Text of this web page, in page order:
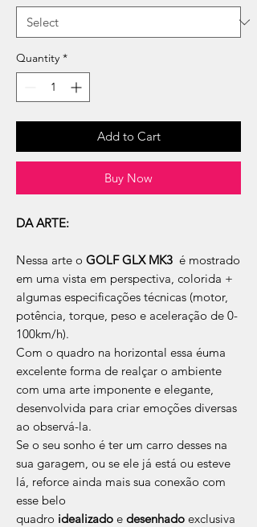
Quantity *
Add to Cart
Buy Now
DA ARTE:
Nessa arte o GOLF GLX MK3 é mostrado
em uma vista em perspectiva, colorida +
algumas especificações técnicas (motor,
potência, torque, peso e aceleração de 0-
100km/h).
Com o quadro na horizontal essa éuma
excelente forma de realçar o ambiente
com uma arte imponente e elegante,
desenvolvida para criar emoções diversas
ao observá-la.
Se o seu sonho é ter um carro desses na
sua garagem, ou se ele já está ou esteve
lá, reforce ainda mais sua conexão com
esse belo
quadro idealizado e desenhado exclusiva